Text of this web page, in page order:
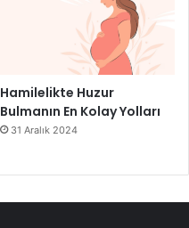
Hamilelikte Huzur
Bulmanın En Kolay Yolları
31 Aralık 2024